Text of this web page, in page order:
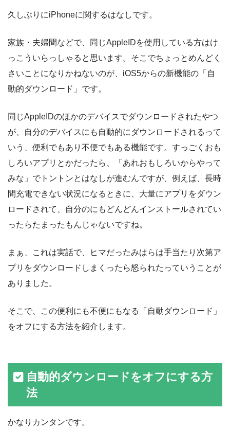
久しぶりにiPhoneに関するはなしです。
家族・夫婦間などで、同じAppleIDを使用している方はけ
っこういらっしゃると思います。そこでちょっとめんどく
さいことになりかねないのが、iOS5からの新機能の「自
動的ダウンロード」です。
同じAppleIDのほかのデバイスでダウンロードされたやつ
が、自分のデバイスにも自動的にダウンロードされるって
いう、便利でもあり不便でもある機能です。すっごくおも
しろいアプリとかだったら、「あれおもしろいからやって
みな」でトントンとはなしが進むんですが、例えば、長時
間充電できない状況になるときに、大量にアプリをダウン
ロードされて、自分のにもどんどんインストールされてい
ったらたまったもんじゃないですね。
まぁ、これは実話で、ヒマだったみはらは手当たり次第ア
プリをダウンロードしまくったら怒られたっていうことが
ありました。
そこで、この便利にも不便にもなる「自動ダウンロード」
をオフにする方法を紹介します。
自動的ダウンロードをオフにする方
法
かなりカンタンです。